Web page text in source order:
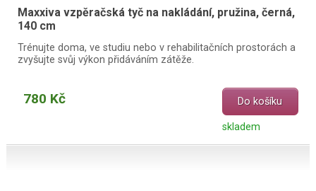
Maxxiva vzpěračská tyč na nakládání, pružina, černá,
140 cm
Trénujte doma, ve studiu nebo v rehabilitačních prostorách a
zvyšujte svůj výkon přidáváním zátěže.
780 Kč Do košíku
skladem